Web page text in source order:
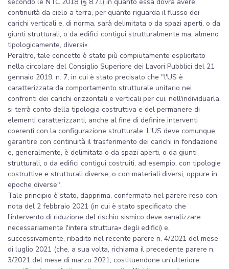
continuità da cielo a terra, per quanto riguarda il flusso dei
carichi verticali e, di norma, sarà delimitata o da spazi aperti, o da
giunti strutturali, o da edifici contigui strutturalmente ma, almeno
tipologicamente, diversi».
Peraltro, tale concetto è stato più compiutamente esplicitato
nella circolare del Consiglio Superiore dei Lavori Pubblici del 21
gennaio 2019, n. 7, in cui è stato precisato che "l'US è
caratterizzata da comportamento strutturale unitario nei
confronti dei carichi orizzontali e verticali per cui, nell'individuarla,
si terrà conto della tipologia costruttiva e del permanere di
elementi caratterizzanti, anche al fine di definire interventi
coerenti con la configurazione strutturale. L'US deve comunque
garantire con continuità il trasferimento dei carichi in fondazione
e, generalmente, è delimitata o da spazi aperti, o da giunti
strutturali, o da edifici contigui costruiti, ad esempio, con tipologie
costruttive e strutturali diverse, o con materiali diversi, oppure in
epoche diverse".
Tale principio è stato, dapprima, confermato nel parere reso con
nota del 2 febbraio 2021 (in cui è stato specificato che
l'intervento di riduzione del rischio sismico deve «analizzare
necessariamente l'intera struttura» degli edifici) e,
successivamente, ribadito nel recente parere n. 4/2021 del mese
di luglio 2021 (che, a sua volta, richiama il precedente parere n.
3/2021 del mese di marzo 2021, costituendone un'ulteriore